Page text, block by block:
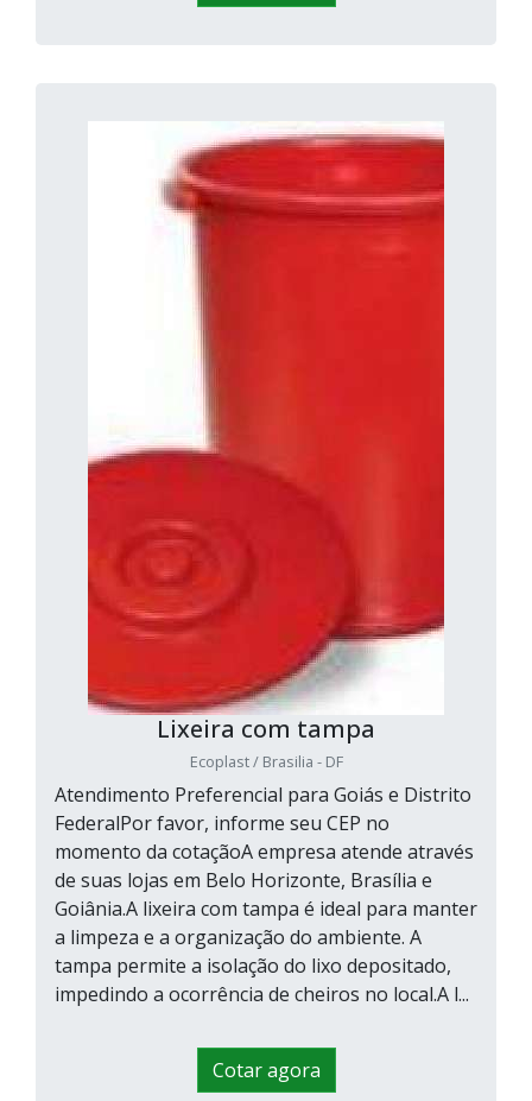
Lixeira com tampa
Ecoplast / Brasilia - DF
Atendimento Preferencial para Goiás e Distrito
FederalPor favor, informe seu CEP no
momento da cotaçãoA empresa atende através
de suas lojas em Belo Horizonte, Brasília e
Goiânia.A lixeira com tampa é ideal para manter
a limpeza e a organização do ambiente. A
tampa permite a isolação do lixo depositado,
impedindo a ocorrência de cheiros no local.A l...
Cotar agora